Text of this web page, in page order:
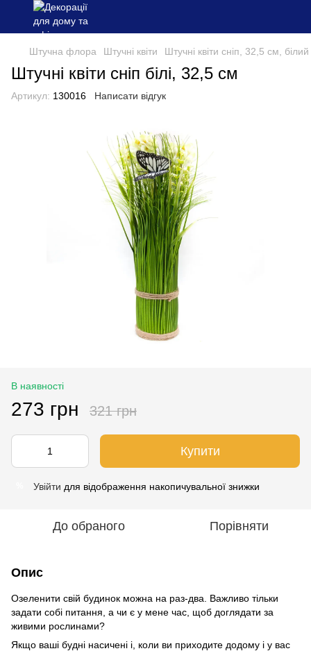
Штучна флора Штучні квіти Штучні квіти сніп, 32,5 см,
Штучні квіти сніп білі, 32,5 см
Артикул: 130016 Написати відгук
В наявності
273 грн 321 грн
Купити
Увійти для відображення накопичувальної знижки
До обраного Порівняти
Опис
Озеленити свій будинок можна на раз-два. Важливо тільки
задати собі питання, а чи є у мене час, щоб доглядати за
живими рослинами?
Якщо ваші будні насичені і, коли ви приходите додому і у вас